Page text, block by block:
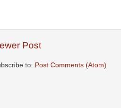
Post
to: Post Comments (Atom)